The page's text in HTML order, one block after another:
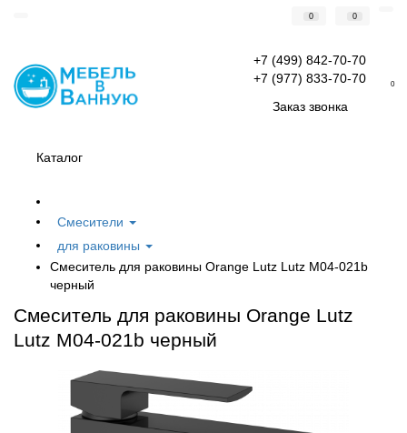
0 0
+7 (499) 842-70-70
+7 (977) 833-70-70
Заказ звонка
0
Каталог
Смесители
для раковины
Смеситель для раковины Orange Lutz Lutz M04-021b
черный
Смеситель для раковины Orange Lutz
Lutz M04-021b черный